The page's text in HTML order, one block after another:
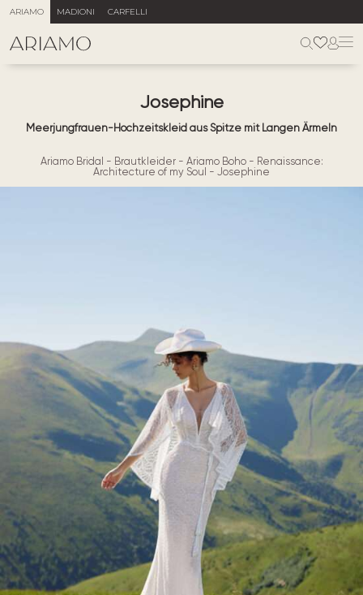
ARIAMO MADIONI CARFELLI
Josephine
Meerjungfrauen-Hochzeitskleid aus Spitze mit Langen Ärmeln
Ariamo Bridal - Brautkleider- Ariamo Boho- Renaissance:
Architecture of my Soul - Josephine